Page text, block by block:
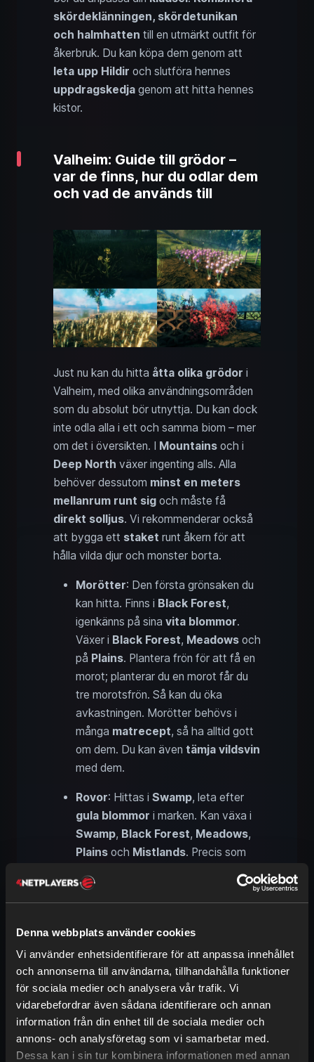
Denna webbplats använder cookies
Vi använder enhetsidentifierare för att anpassa innehållet
och annonserna till användarna, tillhandahålla funktioner
för sociala medier och analysera vår trafik. Vi
vidarebefordrar även sådana identifierare och annan
information från din enhet till de sociala medier och
annons- och analysföretag som vi samarbetar med.
Dessa kan i sin tur kombinera informationen med annan
skördeklänningen, skördetunikan
och halmhatten till en utmärkt outfit för
åkerbruk. Du kan köpa dem genom att
leta upp Hildir och slutföra hennes
uppdragskedja genom att hitta hennes
kistor.
Valheim: Guide till grödor –
var de finns, hur du odlar dem
och vad de används till
Just nu kan du hitta åtta olika grödor i
Valheim, med olika användningsområden
som du absolut bör utnyttja. Du kan dock
inte odla alla i ett och samma biom – mer
om det i översikten. I Mountains och i
Deep North växer ingenting alls. Alla
behöver dessutom minst en meters
mellanrum runt sig och måste få
direkt solljus. Vi rekommenderar också
att bygga ett staket runt åkern för att
hålla vilda djur och monster borta.
Morötter: Den första grönsaken du
kan hitta. Finns i Black Forest,
igenkänns på sina vita blommor.
Växer i Black Forest, Meadows och
på Plains. Plantera frön för att få en
morot; planterar du en morot får du
tre morotsfrön. Så kan du öka
avkastningen. Morötter behövs i
många matrecept, så ha alltid gott
om dem. Du kan även tämja vildsvin
med dem.
Rovor: Hittas i Swamp, leta efter
gula blommor i marken. Kan växa i
Swamp, Black Forest, Meadows,
Plains och Mistlands. Precis som
rova
. Laga svartsoppa, rovsoppa
eller en okokt magiskt fylld svamp av
Lökar: Löksfrön hittar du i
Mountainsoch kan sedan odla dem
iMeadows,Black Foresteller på
Plains. Gör god löksoppa, vargspett
eller en sallad. Av en lök får du åter
tre frön.